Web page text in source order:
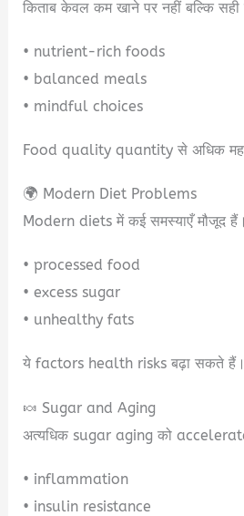
किताब केवल कम खाने पर नहीं बल्कि सही
• nutrient-rich foods
• balanced meals
• mindful choices
Food quality quantity से अधिक
🌍 Modern Diet Problems
Modern diets में कई समस्याएँ मौजूद हैं।
• processed food
• excess sugar
• unhealthy fats
ये factors health risks बढ़ा सकते हैं।
🍬 Sugar and Aging
अत्यधिक sugar aging को
• inflammation
• insulin resistance